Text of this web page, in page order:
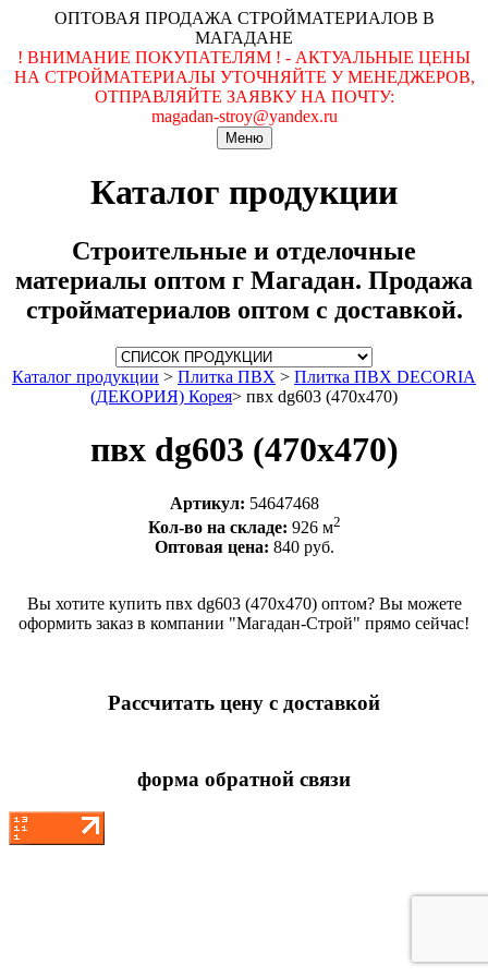
ОПТОВАЯ ПРОДАЖА СТРОЙМАТЕРИАЛОВ В
МАГАДАНЕ
! ВНИМАНИЕ ПОКУПАТЕЛЯМ ! - АКТУАЛЬНЫЕ ЦЕНЫ
НА СТРОЙМАТЕРИАЛЫ УТОЧНЯЙТЕ У МЕНЕДЖЕРОВ,
ОТПРАВЛЯЙТЕ ЗАЯВКУ НА ПОЧТУ:
magadan-stroy@yandex.ru
Меню
Каталог продукции
Строительные и отделочные
материалы оптом г Магадан. Продажа
стройматериалов оптом с доставкой.
Каталог продукции > Плитка ПВХ > Плитка ПВХ DECORIA
(ДЕКОРИЯ) Корея> пвх dg603 (470x470)
пвх dg603 (470x470)
Артикул: 54647468
Кол-во на складе: 926 м2
Оптовая цена: 840 руб.
Вы хотите купить пвх dg603 (470x470) оптом? Вы можете
оформить заказ в компании "Магадан-Строй" прямо сейчас!
Рассчитать цену с доставкой
форма обратной связи